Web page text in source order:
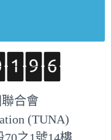
合會
(TUNA)